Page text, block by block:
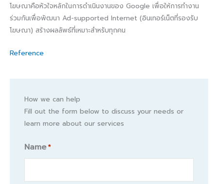
โฆษณาคือหัวใจหลักในการดำเนินงานของ Google เพื่อให้การทำงาน
ร่วมกันเพื่อพัฒนา Ad-supported Internet (อินเทอร์เน็ตที่รองรับ
โฆษณา) สร้างผลลัพธ์ที่เหมาะสำหรับทุกคน
Reference
How we can help
Fill out the form below to discuss your needs or
learn more about our services
Name *
Name